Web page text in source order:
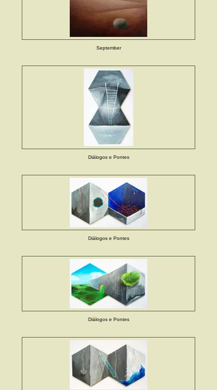
September
Diálogos e Pontes
Diálogos e Pontes
Diálogos e Pontes